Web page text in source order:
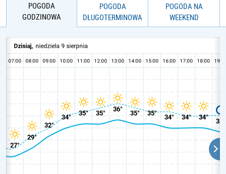
POGODA
GODZINOWA
POGODA
DŁUGOTERMINOWA
POGODA NA
WEEKEND